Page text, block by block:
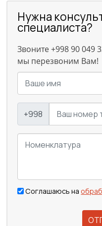
Нужна
специалиста?
Звоните +998 90 049
мы перезвоним Вам!
+998
Соглашаюсь на